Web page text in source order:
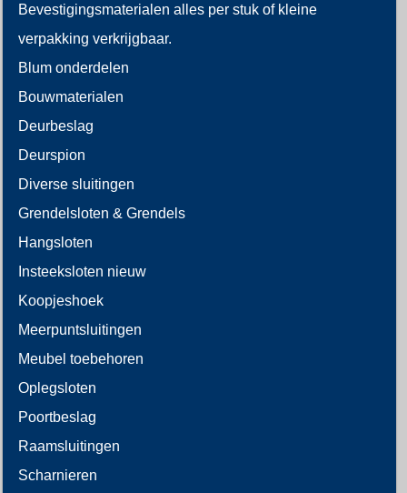
Bevestigingsmaterialen alles per stuk of kleine
verpakking verkrijgbaar.
Blum onderdelen
Bouwmaterialen
Deurbeslag
Deurspion
Diverse sluitingen
Grendelsloten & Grendels
Hangsloten
Insteeksloten nieuw
Koopjeshoek
Meerpuntsluitingen
Meubel toebehoren
Oplegsloten
Poortbeslag
Raamsluitingen
Scharnieren